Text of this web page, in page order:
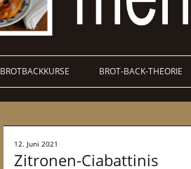
BROTBACKKURSE BROT-BACK-THEORIE
12. Juni 2021
Zitronen-Ciabattinis